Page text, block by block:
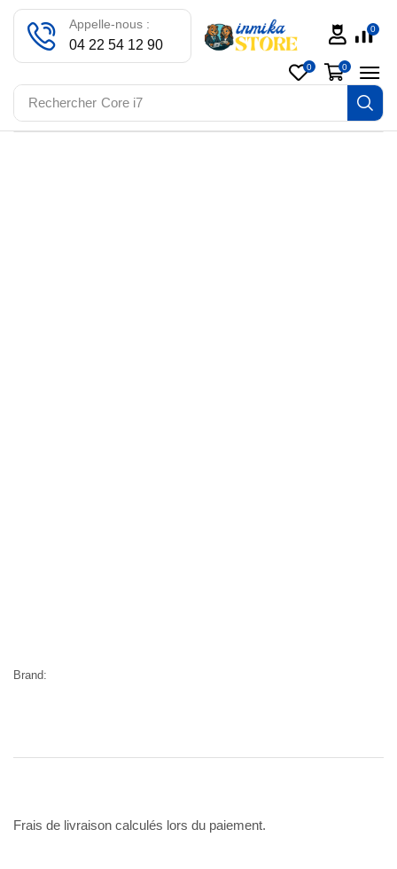
Rechercher Core i7
Appelle-nous :
04 22 54 12 90
0
0 0
Brand:
Frais de livraison calculés lors du paiement.